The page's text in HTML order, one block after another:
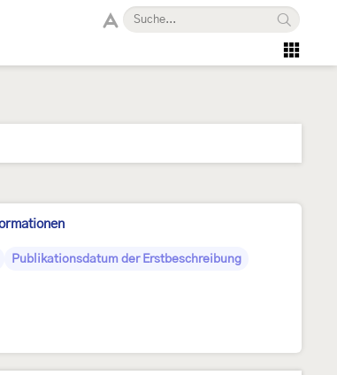
Publikationsdatum der Erstbeschreibung